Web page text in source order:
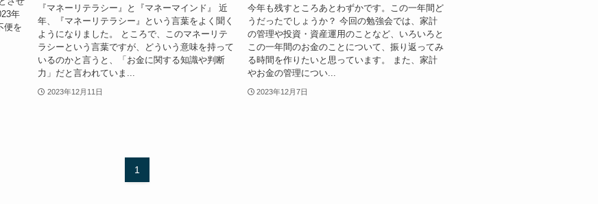
年
便を
『マネーリテラシー』と『マネーマインド』 近
年、『マネーリテラシー』という言葉をよく聞く
ようになりました。 ところで、このマネーリテ
ラシーという言葉ですが、どういう意味を持って
いるのかと言うと、「お金に関する知識や判断
力」だと言われていま...
2023年12月11日
今年も残すところあとわずかです。この一年間ど
うだったでしょうか？ 今回の勉強会では、家計
の管理や投資・資産運用のことなど、いろいろと
この一年間のお金のことについて、振り返ってみ
る時間を作りたいと思っています。 また、家計
やお金の管理につい...
2023年12月7日
1